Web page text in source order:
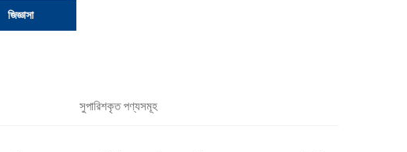
জিজ্ঞাসা
সুপারিশকৃত পণ্যসমূহ